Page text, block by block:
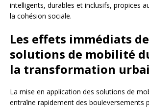
intelligents, durables et inclusifs, propices
la cohésion sociale.
Les effets immédiats
solutions de mobilité
la transformation
La mise en application des solutions de
entraîne rapidement des bouleversements